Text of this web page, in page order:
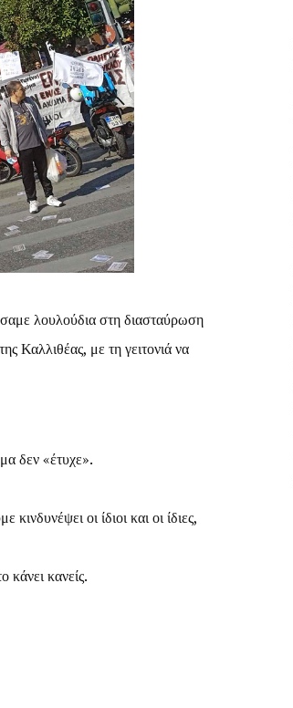
λουλούδια στη διασταύρωση
Καλλιθέας, με τη γειτονιά να
δεν «έτυχε».
οι ίδιοι και οι ίδιες,
κάνει κανείς.